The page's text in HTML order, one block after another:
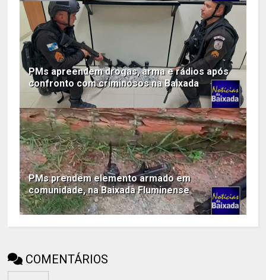
PMs apreendem drogas, arma e rádios após
confronto com criminosos na Baixada
PMs prendem elemento armado em
comunidade, na Baixada Fluminense
COMENTÁRIOS